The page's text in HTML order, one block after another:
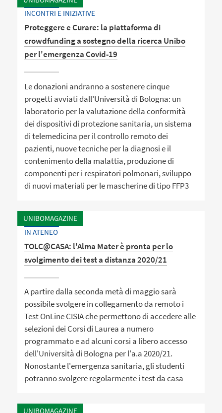
INCONTRI E INIZIATIVE
Proteggere e Curare: la piattaforma di
crowdfunding a sostegno della ricerca Unibo
per l'emergenza Covid-19
Le donazioni andranno a sostenere cinque
progetti avviati dall’Università di Bologna: un
laboratorio per la valutazione della conformità
dei dispositivi di protezione sanitaria, un sistema
di telemedicina per il controllo remoto dei
pazienti, nuove tecniche per la diagnosi e il
contenimento della malattia, produzione di
componenti per i respiratori polmonari, sviluppo
di nuovi materiali per le mascherine di tipo FFP3
UNIBOMAGAZINE
IN ATENEO
TOLC@CASA: l'Alma Mater è pronta per lo
svolgimento dei test a distanza 2020/21
A partire dalla seconda metà di maggio sarà
possibile svolgere in collegamento da remoto i
Test OnLine CISIA che permettono di accedere alle
selezioni dei Corsi di Laurea a numero
programmato e ad alcuni corsi a libero accesso
dell'Università di Bologna per l'a.a 2020/21.
Nonostante l'emergenza sanitaria, gli studenti
potranno svolgere regolarmente i test da casa
UNIBOMAGAZINE